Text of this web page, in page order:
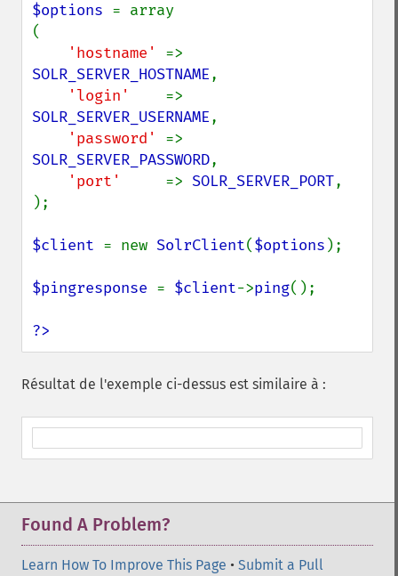
$options = array
(
'hostname'
SOLR_SERVER_HOSTNAME,
'login'
SOLR_SERVER_USERNAME,
'password'
SOLR_SERVER_PASSWORD,
'port' => SOLR_SERVER_PORT,
);
$client = new SolrClient($options );
$pingresponse = $client->ping();
?>
Résultat de l'exemple ci-dessus est similaire à :
Found A Problem?
Learn How To Improve This Page • Submit a Pull